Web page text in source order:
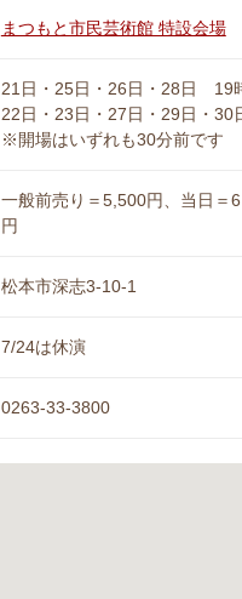
まつもと市民芸術館 特設会場
21日・25日・26日・28日 19
22日・23日・27日・29日・
※開場はいずれも30分前です
一般前売り＝5,500円、当日＝
円
松本市深志3-10-1
7/24は休演
0263-33-3800